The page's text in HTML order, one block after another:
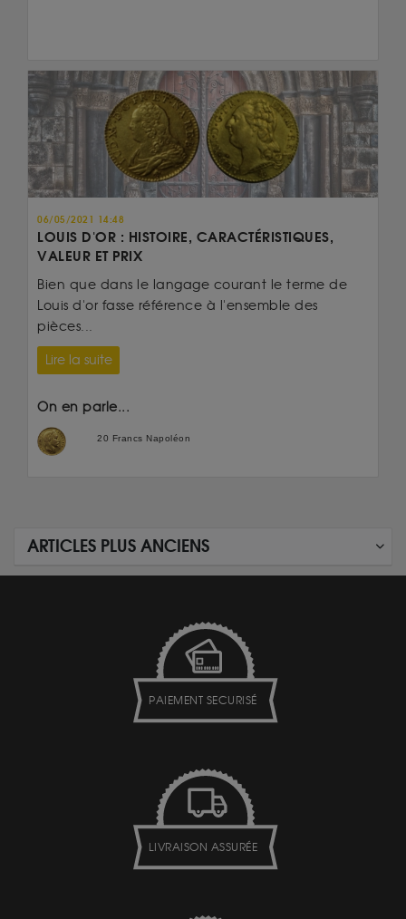
06/05/2021 14:48
LOUIS D'OR : HISTOIRE, CARACTÉRISTIQUES,
VALEUR ET PRIX
Bien que dans le langage courant le terme de
Louis d'or fasse référence à l'ensemble des
pièces...
Lire la suite
On en parle...
20 Francs Napoléon
ARTICLES PLUS ANCIENS
PAIEMENT SECURISÉ
LIVRAISON ASSURÉE